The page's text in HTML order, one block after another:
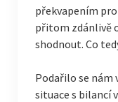
překvapením
přitom zdánlivě
shodnout. Co
Podařilo se nám
situace s bilancí